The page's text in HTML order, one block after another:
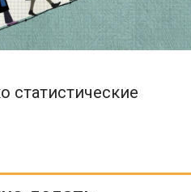
статистические